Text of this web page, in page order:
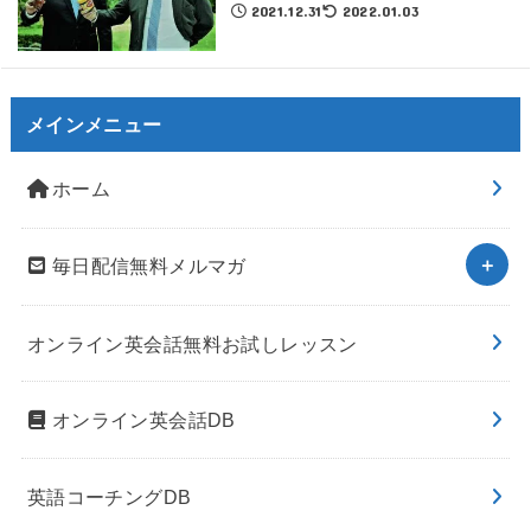
2021.12.31 2022.01.03
メインメニュー
ホーム
毎日配信無料メルマガ
オンライン英会話無料お試しレッスン
オンライン英会話DB
英語コーチングDB